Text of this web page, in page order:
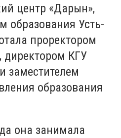
центр «Дарын»,
образования Усть-
проректором
директором КГУ
заместителем
образования
она занимала